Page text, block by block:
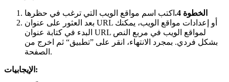
الخطوة 4.
اكتب اسم مواقع الويب التي ترغب في حظرها
بعد العثور على عنوان URL أو إعدادات مواقع الويب، يمكنك
البدء في كتابة عنوان URL لمواقع الويب في مربع النص
بشكل فردي. بمجرد الانتهاء، انقر على ”تطبيق“ ثم اخرج من
الصفحة.
الإيجابيات: